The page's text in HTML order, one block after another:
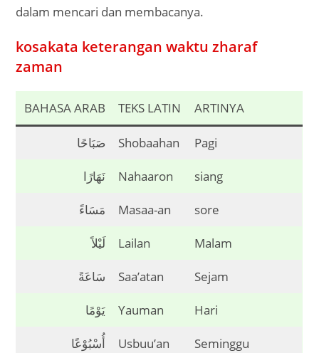
dalam mencari dan membacanya.
kosakata keterangan waktu zharaf
zaman
BAHASA ARAB TEKS LATIN ARTINYA
صَبَاحًا Shobaahan Pagi
نَهَارًا Nahaaron siang
مَسَاءً Masaa-an sore
لَيْلاً Lailan Malam
سَاعَةً Saa’atan Sejam
يَوْمًا Yauman Hari
أُسْبُوْعًا Usbuu’an Seminggu